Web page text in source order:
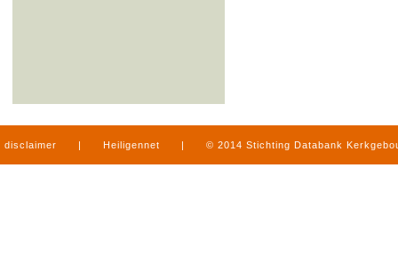
disclaimer | Heiligennet | © 2014 Stichting Databank